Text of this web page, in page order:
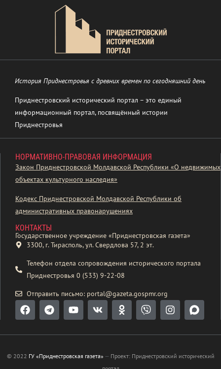
История Приднестровья с древних времен по сегодняшний день
Приднестровский исторический портал – это единый
информационный портал, посвящённый истории
Приднестровья
НОРМАТИВНО-ПРАВОВАЯ ИНФОРМАЦИЯ
Закон Приднестровской Молдавской Республики «О недвижимых
объектах культурного наследия»
Кодекс Приднестровской Молдавской Республики об
административных правонарушениях
КОНТАКТЫ
Государственное учреждение «Приднестровская газета»
3300, г. Тирасполь, ул. Свердлова 57, 2 эт.
Телефон отдела сопровождения исторического портала
Приднестровья 0 (533) 9-22-08
Отправить письмо: portal@gazeta.gospmr.org
© 2022 ГУ «Приднестровская газета» — Проект: Приднестровский исторический